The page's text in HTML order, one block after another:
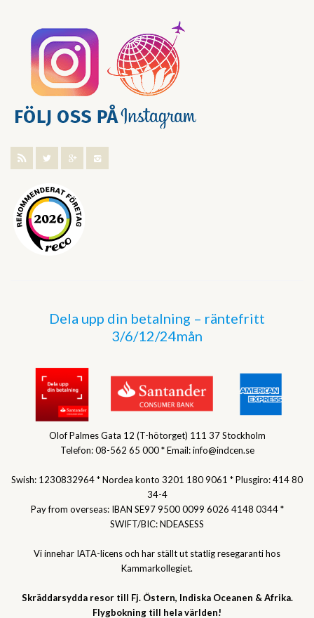
Dela upp din betalning – räntefritt
3/6/12/24mån
Olof Palmes Gata 12 (T-hötorget) 111 37 Stockholm
Telefon: 08-562 65 000 * Email: info@indcen.se
Swish: 1230832964 * Nordea konto 3201 180 9061 * Plusgiro: 414 80
34-4
Pay from overseas: IBAN SE97 9500 0099 6026 4148 0344 *
SWIFT/BIC: NDEASESS
Vi innehar IATA-licens och har ställt ut statlig resegaranti hos
Kammarkollegiet.
Skräddarsydda resor till Fj. Östern, Indiska Oceanen & Afrika.
Flygbokning till hela världen!